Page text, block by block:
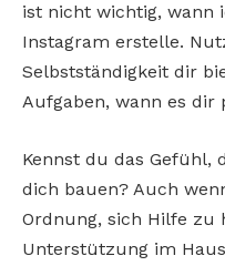
ist nicht wichtig, wann
Instagram erstelle.
Selbstständigkeit dir
Aufgaben, wann es dir
Kennst du das Gefühl,
dich bauen? Auch
Ordnung, sich Hilfe zu
Unterstützung im